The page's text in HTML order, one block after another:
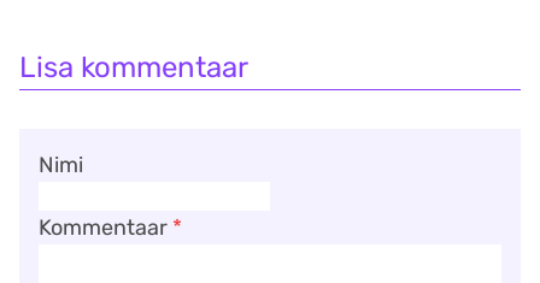
Lisa kommentaar
Kommentaar *
Nimi